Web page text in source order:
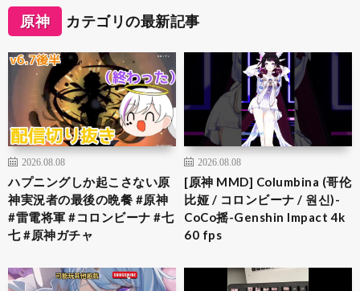
原神 カテゴリの最新記事
2026.08.08
ハプニングしか起こさない原
神実況者の最後の晩餐 #原神
#雷電将軍 #コロンビーナ #七
七 #原神ガチャ
2026.08.08
[原神 MMD] Columbina (哥伦
比娅 / コロンビーナ / 원신)-
CoCo摇-Genshin Impact 4k
60 fps